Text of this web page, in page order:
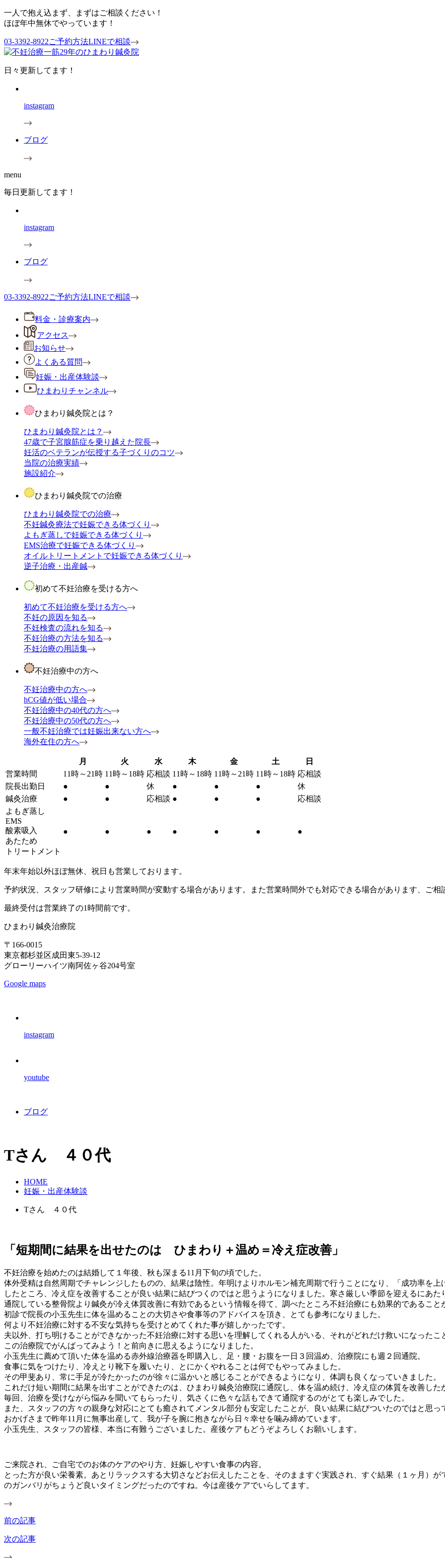
一人で抱え込まず、まずはご相談ください！
ほぼ年中無休でやっています！
03-3392-8922ご予約方法LINEで相談
日々更新してます！
instagram
ブログ
menu
毎日更新してます！
instagram
ブログ
03-3392-8922ご予約方法LINEで相談
料金・診療案内
アクセス
お知らせ
よくある質問
妊娠・出産体験談
ひまわりチャンネル
ひまわり鍼灸院とは？
ひまわり鍼灸院とは？
47歳で子宮腺筋症を乗り越えた院長
妊活のベテランが伝授する子づくりのコツ
当院の治療実績
施設紹介
ひまわり鍼灸院での治療
ひまわり鍼灸院での治療
不妊鍼灸療法で妊娠できる体づくり
よもぎ蒸しで妊娠できる体づくり
EMS治療で妊娠できる体づくり
オイルトリートメントで妊娠できる体づくり
逆子治療・出産鍼
初めて不妊治療を受ける方へ
初めて不妊治療を受ける方へ
不妊の原因を知る
不妊検査の流れを知る
不妊治療の方法を知る
不妊治療の用語集
不妊治療中の方へ
不妊治療中の方へ
hCG値が低い場合
不妊治療中の40代の方へ
不妊治療中の50代の方へ
一般不妊治療では妊娠出来ない方へ
海外在住の方へ
月 火 水 木 金 土
日
営業時間
11時～21時 11時～18時 応相談 11時～18時 11時～21時 11時～18時 応相談
院長出勤日
● ● 休 ● ● ●
休
鍼灸治療
● ● 応相談 ● ● ●
応相談
よもぎ蒸し
EMS
酸素吸入
あたため
トリートメント
● ● ● ● ● ● ●
年末年始以外ほぼ無休、祝日も営業しております。
予約状況、スタッフ研修により営業時間が変動する場合があります。また営業時間外でも対応できる場合があります、ご相
最終受付は営業終了の1時間前です。
ひまわり鍼灸治療院
〒166-0015
東京都杉並区成田東5-39-12
グローリーハイツ南阿佐ヶ谷204号室
Google maps
instagram
youtube
ブログ
Tさん ４０代
HOME
妊娠・出産体験談
Tさん ４０代
「短期間に結果を出せたのは ひまわり＋温め＝冷え症改善」
不妊治療を始めたのは結婚して１年後、秋も深まる11月下旬の頃でした。
体外受精は自然周期でチャレンジしたものの、結果は陰性。年明けよりホルモン補充周期で行うことになり、「成功率を
したところ、冷え症を改善することが良い結果に結びつくのではと思うようになりました。寒さ厳しい季節を迎えるにあた
通院している整骨院より鍼灸が冷え体質改善に有効であるという情報を得て、調べたところ不妊治療にも効果的であること
初診で院長の小玉先生に体を温めることの大切さや食事等のアドバイスを頂き、とても参考になりました。
何より不妊治療に対する不安な気持ちを受けとめてくれた事が嬉しかったです。
夫以外、打ち明けることができなかった不妊治療に対する思いを理解してくれる人がいる、それがどれだけ救いになったこ
この治療院でがんばってみよう！と前向きに思えるようになりました。
小玉先生に薦めて頂いた体を温める赤外線治療器を即購入し、足・腰・お腹を一日３回温め、治療院にも週２回通院。
食事に気をつけたり、冷えとり靴下を履いたり、とにかくやれることは何でもやってみました。
その甲斐あり、常に手足が冷たかったのが徐々に温かいと感じることができるようになり、体調も良くなっていきました。
これだけ短い期間に結果を出すことができたのは、ひまわり鍼灸治療院に通院し、体を温め続け、冷え症の体質を改善した
毎回、治療を受けながら悩みを聞いてもらったり、気さくに色々な話もできて通院するのがとても楽しみでした。
また、スタッフの方々の親身な対応にとても癒されてメンタル部分も安定したことが、良い結果に結びついたのではと思っ
おかげさまで昨年11月に無事出産して、我が子を腕に抱きながら日々幸せを噛み締めています。
小玉先生、スタッフの皆様、本当に有難うございました。産後ケアもどうぞよろしくお願いします。
ご来院され、ご自宅でのお体のケアのやり方、妊娠しやすい食事の内容。
とった方が良い栄養素。あとリラックスする大切さなどお伝えしたことを、そのまますぐ実践され、すぐ結果（１ヶ月）
のガンバリがちょうど良いタイミングだったのですね。今は産後ケアでいらしてます。
前の記事
次の記事